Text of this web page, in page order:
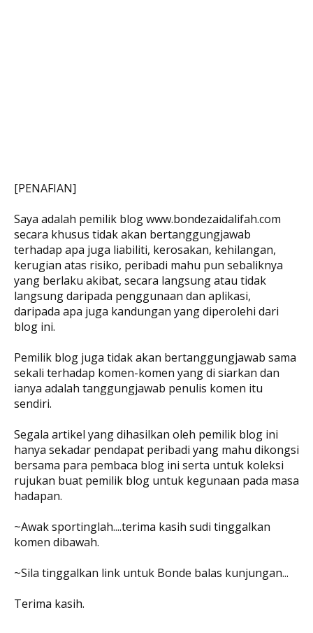
[PENAFIAN]
Saya adalah pemilik blog www.bondezaidalifah.com
secara khusus tidak akan bertanggungjawab
terhadap apa juga liabiliti, kerosakan, kehilangan,
kerugian atas risiko, peribadi mahu pun sebaliknya
yang berlaku akibat, secara langsung atau tidak
langsung daripada penggunaan dan aplikasi,
daripada apa juga kandungan yang diperolehi dari
blog ini.
Pemilik blog juga tidak akan bertanggungjawab sama
sekali terhadap komen-komen yang di siarkan dan
ianya adalah tanggungjawab penulis komen itu
sendiri.
Segala artikel yang dihasilkan oleh pemilik blog ini
hanya sekadar pendapat peribadi yang mahu dikongsi
bersama para pembaca blog ini serta untuk koleksi
rujukan buat pemilik blog untuk kegunaan pada masa
hadapan.
~Awak sportinglah....terima kasih sudi tinggalkan
komen dibawah.
~Sila tinggalkan link untuk Bonde balas kunjungan...
Terima kasih.